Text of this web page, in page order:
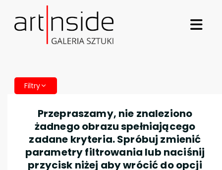
Filtry
Przepraszamy, nie znaleziono
żadnego obrazu spełniającego
zadane kryteria. Spróbuj zmienić
parametry filtrowania lub naciśnij
przycisk niżej aby wrócić do opcji